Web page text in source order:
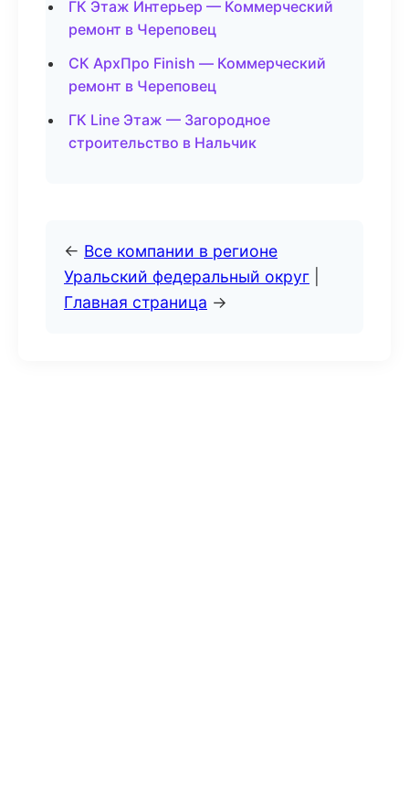
ГК Этаж Интерьер — Коммерческий
ремонт в Череповец
СК АрхПро Finish — Коммерческий
ремонт в Череповец
ГК Line Этаж — Загородное
строительство в Нальчик
← Все компании в регионе
Уральский федеральный округ
Главная страница →